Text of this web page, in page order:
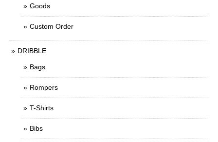
Goods
Custom Order
DRIBBLE
Bags
Rompers
T-Shirts
Bibs